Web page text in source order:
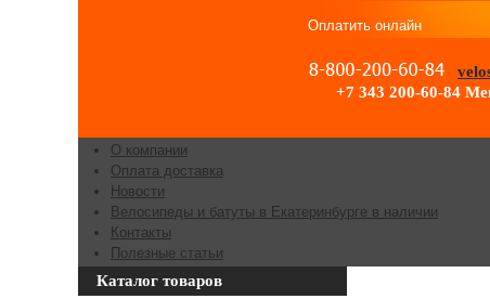
Оплатить онлайн
+7 343 200-60-84
О компании
Оплата доставка
Новости
Велосипеды и батуты в Екатеринбурге в наличии
Контакты
Полезные статьи
Каталог товаров